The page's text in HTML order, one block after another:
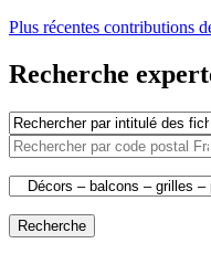
Plus récentes contributions
Recherche